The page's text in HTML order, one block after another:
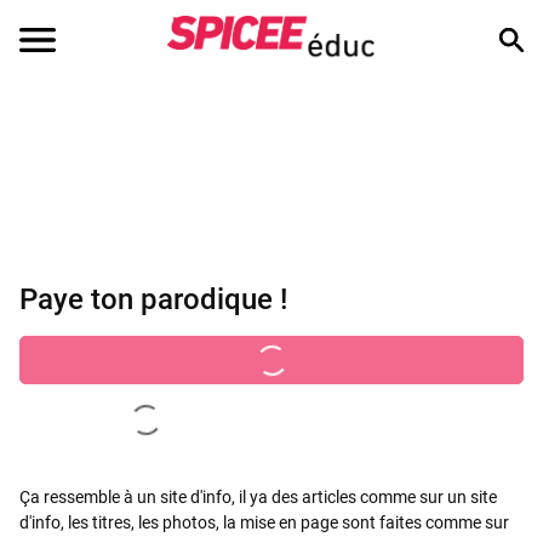
Paye ton parodique !
Ça ressemble à un site d'info, il ya des articles comme sur un site
d'info, les titres, les photos, la mise en page sont faites comme sur